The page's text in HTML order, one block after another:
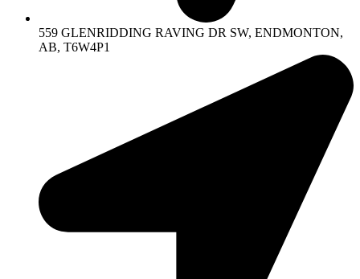
559 GLENRIDDING RAVING DR SW, ENDMONTON,
AB, T6W4P1